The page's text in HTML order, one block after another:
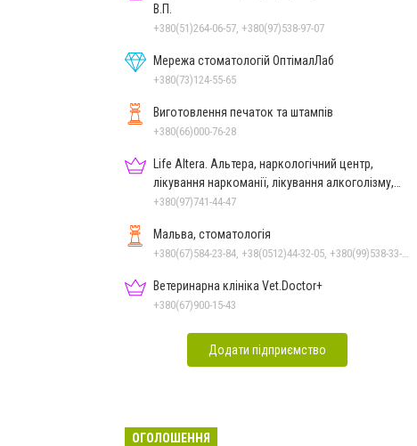
В.П.
+380(51)264-06-57, +380(97)538-97-07
Мережа стоматологій ОптімалЛаб
+380(73)124-55-65
Виготовлення печаток та штампів
+380(66)000-76-28
Life Altera. Альтера, наркологічний центр,
лікування наркоманії, лікування алкоголізму,
зняття ломки
+380(97)741-44-47
Мальва, стоматологія
Ветеринарна клініка Vet.Doctor+
+380(67)900-15-43
Додати підприємство
ОГОЛОШЕННЯ